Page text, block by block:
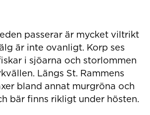
passerar är mycket viltrikt
är inte ovanligt. Korp ses
i sjöarna och storlommen
Längs St. Rammens
bland annat murgröna och
bär finns rikligt under hösten.